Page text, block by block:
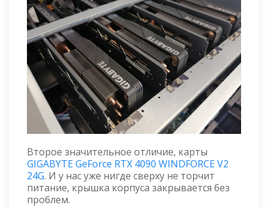
Второе значительное отличие, карты
GIGABYTE GeForce RTX 4090 WINDFORCE V2
24G. И у нас уже нигде сверху не торчит
питание, крышка корпуса закрывается без
проблем.